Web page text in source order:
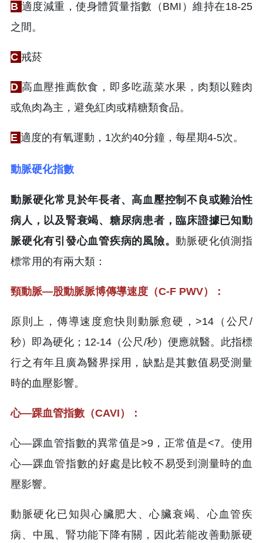
B 適度減重，使身體質量指數（BMI）維持在18-25
之間。
C 戒菸
D 高血壓推薦飲食，即多吃蔬菜水果，肉類以雞肉
或魚肉為主，避免紅肉或精糖類食品。
E 適度的有氧運動，1次約40分鐘，每星期4-5次。
動脈硬化指數
動脈硬化常見於年長者、高血壓控制不良或難治性
病人，以及腎衰竭、糖尿病患者，臨床證據已知動
脈硬化有引發心血管疾病的風險。動脈硬化偵測指
標常用的有兩大類：
頸動脈—股動脈脈博傳導速度（C-F PWV）：
原則上，傳導速度愈快則動脈愈硬，>14（公尺/
秒）即為硬化；12-14（公尺/秒）便應就醫。此指標
行之有年且廣為醫界採用，缺點是其數值易受測量
時的血壓影響。
心—踝血管指數（CAVI）：
心—踝血管指數的異常值是>9，正常值是<7。使用
心—踝血管指數的好處是比較不易受到測量時的血
壓影響。
動脈硬化已知與心臟肥大、心臟衰竭、心血管疾
病、中風、腎功能下降有關，因此若能改善動脈硬